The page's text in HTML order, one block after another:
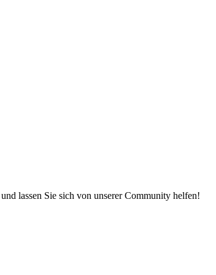
lassen Sie sich von unserer Community helfen!